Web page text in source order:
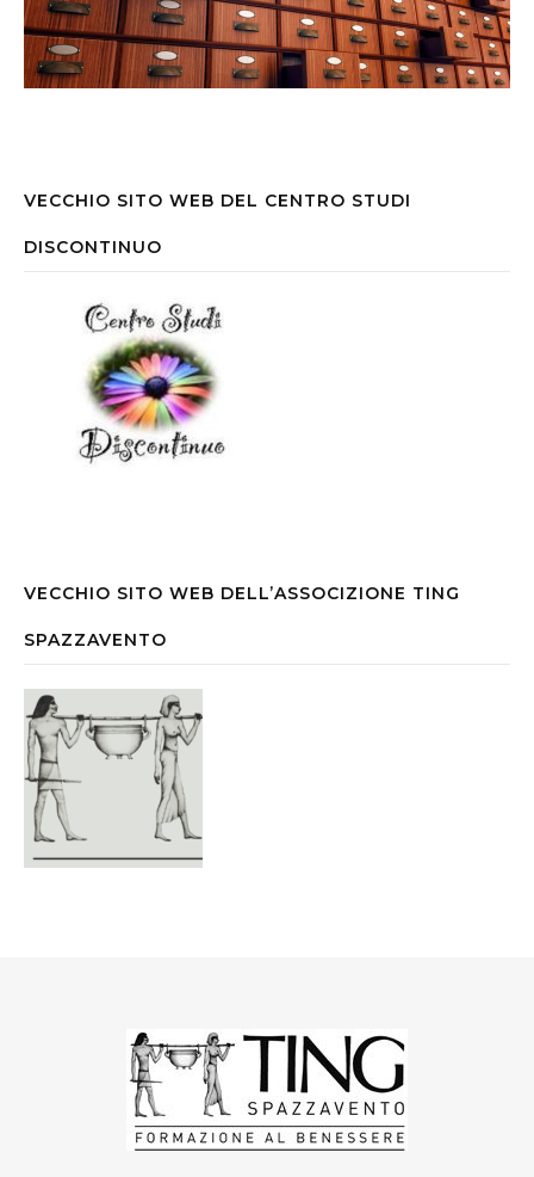
VECCHIO SITO WEB DEL CENTRO STUDI
DISCONTINUO
VECCHIO SITO WEB DELL’ASSOCIZIONE TING
SPAZZAVENTO